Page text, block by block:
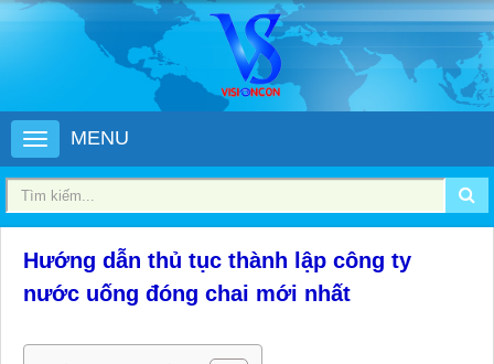
MENU
Hướng dẫn thủ tục thành lập công ty
nước uống đóng chai​ mới nhất